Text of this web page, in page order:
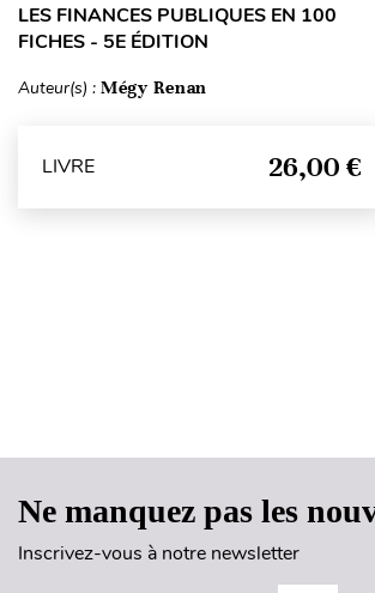
LES FINANCES PUBLIQUES EN 100
FICHES - 5E ÉDITION
Auteur(s) : Mégy Renan
LIVRE 26,00 €
Ne manquez pas les
Inscrivez-vous à notre newsletter